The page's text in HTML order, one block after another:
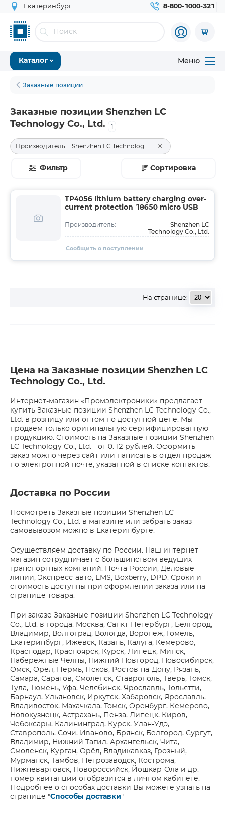
Екатеринбург 8-800-1000-321
Каталог Меню
Заказные позиции
Заказные позиции Shenzhen LC
Technology Co., Ltd.
1
Производитель: ×
Фильтр Сортировка
TP4056 lithium battery charging over-
current protection 18650 micro USB
Производитель:
Shenzhen LC
Technology Co., Ltd.
Сообщить о поступлении
На странице:
Цена на Заказные позиции Shenzhen LC
Technology Co., Ltd.
Интернет-магазин «Промэлектроники» предлагает
купить Заказные позиции Shenzhen LC Technology Co.,
Ltd. в розницу или оптом по доступной цене. Мы
продаем только оригинальную сертифицированную
продукцию. Стоимость на Заказные позиции Shenzhen
LC Technology Co., Ltd. - от 0.12 рублей. Оформить
заказ можно через сайт или написать в отдел продаж
по электронной почте, указанной в списке контактов.
Доставка по России
Посмотреть Заказные позиции Shenzhen LC
Technology Co., Ltd. в магазине или забрать заказ
самовывозом можно в Екатеринбурге.
Осуществляем доставку по России. Наш интернет-
магазин сотрудничает с большинством ведущих
транспортных компаний: Почта-России, Деловые
линии, Экспресс-авто, EMS, Boxberry, DPD. Сроки и
стоимость доступны при оформлении заказа или на
странице товара.
При заказе Заказные позиции Shenzhen LC Technology
Co., Ltd. в города: Москва, Санкт-Петербург, Белгород,
Владимир, Волгоград, Вологда, Воронеж, Гомель,
Екатеринбург, Ижевск, Казань, Калуга, Кемерово,
Краснодар, Красноярск, Курск, Липецк, Минск,
Набережные Челны, Нижний Новгород, Новосибирск,
Омск, Орёл, Пермь, Псков, Ростов-на-Дону, Рязань,
Самара, Саратов, Смоленск, Ставрополь, Тверь, Томск,
Тула, Тюмень, Уфа, Челябинск, Ярославль, Тольятти,
Барнаул, Ульяновск, Иркутск, Хабаровск, Ярославль,
Владивосток, Махачкала, Томск, Оренбург, Кемерово,
Новокузнецк, Астрахань, Пенза, Липецк, Киров,
Чебоксары, Калининград, Курск, Улан-Удэ,
Ставрополь, Сочи, Иваново, Брянск, Белгород, Сургут,
Владимир, Нижний Тагил, Архангельск, Чита,
Смоленск, Курган, Орёл, Владикавказ, Грозный,
Мурманск, Тамбов, Петрозаводск, Кострома,
Нижневартовск, Новороссийск, Йошкар-Ола и др.
номер квитанции отобразится в личном кабинете.
Подробнее о способах доставки Вы можете узнать на
странице "Способы доставки"